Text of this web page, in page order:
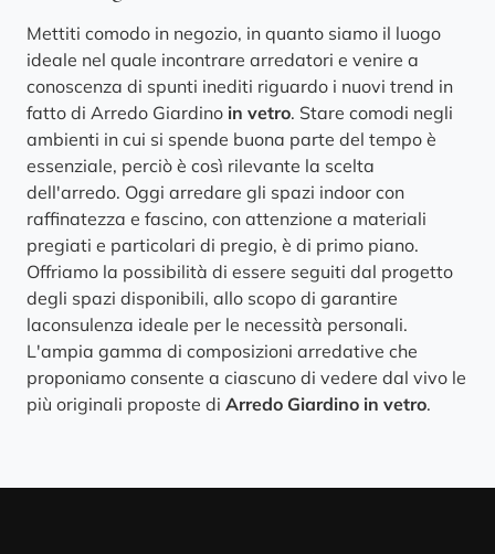
Mettiti comodo in negozio, in quanto siamo il luogo
ideale nel quale incontrare arredatori e venire a
conoscenza di spunti inediti riguardo i nuovi trend in
fatto di Arredo Giardino in vetro. Stare comodi negli
ambienti in cui si spende buona parte del tempo è
essenziale, perciò è così rilevante la scelta
dell'arredo. Oggi arredare gli spazi indoor con
raffinatezza e fascino, con attenzione a materiali
pregiati e particolari di pregio, è di primo piano.
Offriamo la possibilità di essere seguiti dal progetto
degli spazi disponibili, allo scopo di garantire
laconsulenza ideale per le necessità personali.
L'ampia gamma di composizioni arredative che
proponiamo consente a ciascuno di vedere dal vivo le
più originali proposte di Arredo Giardino in vetro.